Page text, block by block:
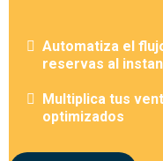
Automatiza el
reservas al
Multiplica tus
optimizados